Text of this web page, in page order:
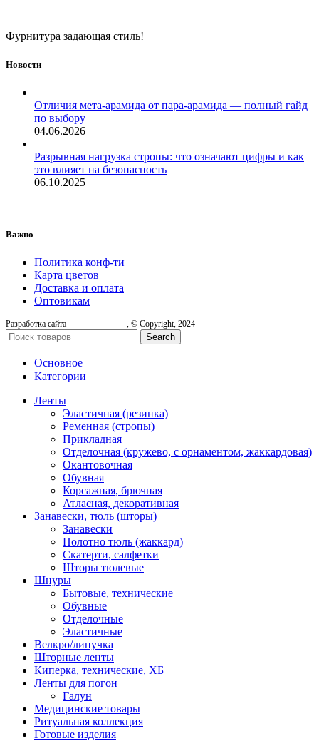
Фурнитура задающая стиль!
Новости
Отличия мета-арамида от пара-арамида — полный гайд
по выбору
04.06.2026
Разрывная нагрузка стропы: что означают цифры и как
это влияет на безопасность
06.10.2025
Важно
Политика конф-ти
Карта цветов
Доставка и оплата
Оптовикам
Разработка сайта , © Copyright, 2024
Search
Основное
Категории
Ленты
Эластичная (резинка)
Ременная (стропы)
Прикладная
Отделочная (кружево, с орнаментом, жаккардовая)
Окантовочная
Обувная
Корсажная, брючная
Атласная, декоративная
Занавески, тюль (шторы)
Занавески
Полотно тюль (жаккард)
Скатерти, салфетки
Шторы тюлевые
Шнуры
Бытовые, технические
Обувные
Отделочные
Эластичные
Велкро/липучка
Шторные ленты
Киперка, технические, ХБ
Ленты для погон
Галун
Медицинские товары
Ритуальная коллекция
Готовые изделия